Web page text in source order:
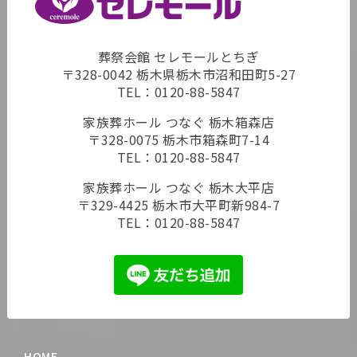
葬祭会館 セレモールとちぎ
〒328-0042 栃木県栃木市沼和田町5-27
TEL： 0120-88-5847
家族葬ホール つなぐ 栃木箱森店
〒328-0075 栃木市箱森町7-14
TEL： 0120-88-5847
家族葬ホール つなぐ 栃木大平店
〒329-4425 栃木市大平町新984-7
TEL： 0120-88-5847